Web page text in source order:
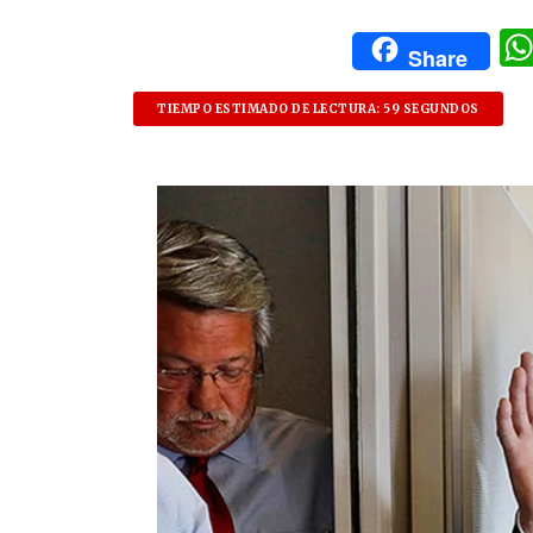
Share
TIEMPO ESTIMADO DE LECTURA: 59 SEGUNDOS